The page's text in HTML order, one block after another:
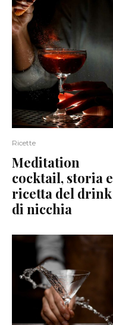
Ricette
Meditation
cocktail, storia e
ricetta del drink
di nicchia